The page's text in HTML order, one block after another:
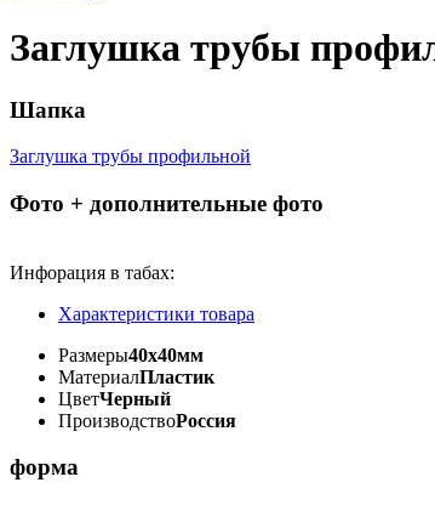
Заглушка трубы
Шапка
Заглушка трубы профильной
Фото + дополнительные фото
Инфорация в табах:
Характеристики товара
Размеры40х40мм
МатериалПластик
ЦветЧерный
ПроизводствоРоссия
форма